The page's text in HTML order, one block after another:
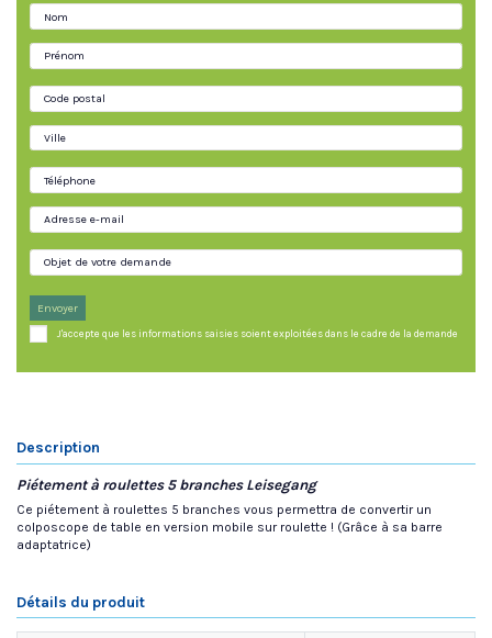
Envoyer
J'accepte que les informations saisies soient exploitées dans le cadre de la demande
Description
Piétement à roulettes 5 branches Leisegang
Ce piétement à roulettes 5 branches vous permettra de convertir un
colposcope de table en version mobile sur roulette ! (Grâce à sa barre
adaptatrice)
Détails du produit